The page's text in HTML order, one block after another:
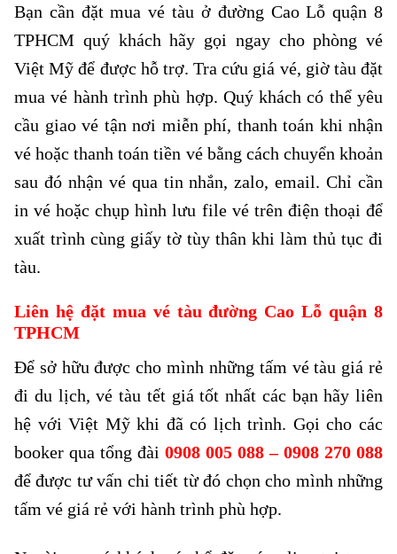
Bạn cần đặt mua vé tàu ở đường Cao Lỗ quận 8
TPHCM quý khách hãy gọi ngay cho phòng vé
Việt Mỹ để được hỗ trợ. Tra cứu giá vé, giờ tàu đặt
mua vé hành trình phù hợp. Quý khách có thể yêu
cầu giao vé tận nơi miễn phí, thanh toán khi nhận
vé hoặc thanh toán tiền vé bằng cách chuyển khoản
sau đó nhận vé qua tin nhắn, zalo, email. Chỉ cần
in vé hoặc chụp hình lưu file vé trên điện thoại để
xuất trình cùng giấy tờ tùy thân khi làm thủ tục đi
tàu.
Liên hệ đặt mua vé tàu đường Cao Lỗ quận 8
TPHCM
Để sở hữu được cho mình những tấm vé tàu giá rẻ
đi du lịch, vé tàu tết giá tốt nhất các bạn hãy liên
hệ với Việt Mỹ khi đã có lịch trình. Gọi cho các
booker qua tổng đài 0908 005 088 – 0908 270 088
để được tư vấn chi tiết từ đó chọn cho mình những
tấm vé giá rẻ với hành trình phù hợp.